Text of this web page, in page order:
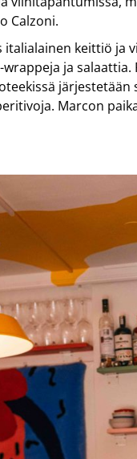
Calzoni.
italialainen keittiö ja
ja
Marcon